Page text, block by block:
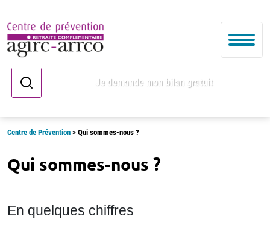
Je demande mon bilan gratuit
Centre de Prévention > Qui sommes-nous ?
Qui sommes-nous ?
En quelques chiffres